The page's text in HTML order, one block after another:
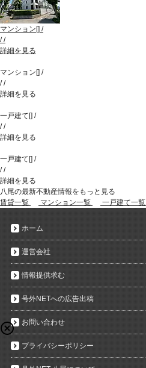
マンション [] /
//
詳細を見る
マンション [] /
//
詳細を見る
一戸建て [] /
//
詳細を見る
一戸建て [] /
//
詳細を見る
八尾の最新不動産情報をもっと見る
賃貸一覧
マンション一覧 一戸建て一覧
ホーム
運営会社
情報提供求む
号外NETへの広告出稿
お問い合わせ
プライバシーポリシー